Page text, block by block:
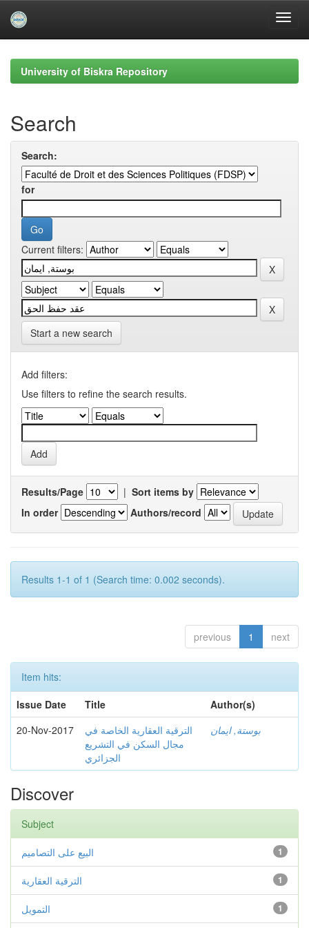
navigationUniversity of Biskra Repository
Search
Search:
for
Current filters:
Start a new search
Add filters:
Use filters to refine the search results.
Results/Page | Sort items by
In order
Authors/record
Results 1-1 of 1 (Search time: 0.002 seconds).
previous 1 next
Item hits:
Issue Date
Title
Author(s)
20-Nov-2017
الترقية العقارية الخاصة في
مجال السكن في التشريع
الجزائري
بوستة, ايمان
Discover
Subject
1 البيع على التصاميم
1 الترقية العقارية
1 التمويل